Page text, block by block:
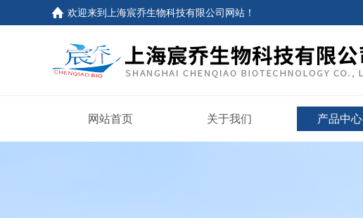
欢迎来到上海宸乔生物科技有限公司网站！
网站首页 关于我们 产品中心